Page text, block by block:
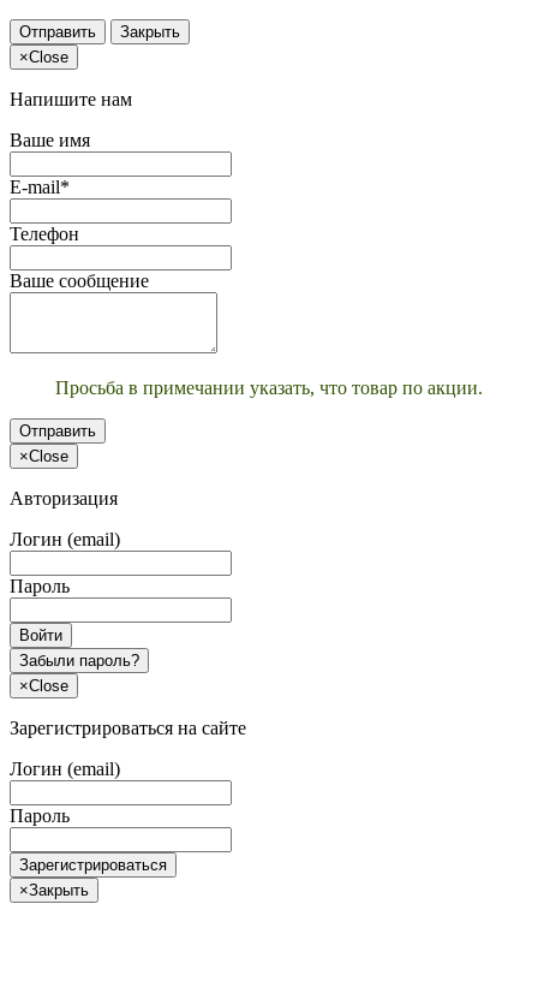
Отправить
Закрыть
×Close
Напишите нам
Ваше имя
E-mail*
Телефон
Ваше сообщение
Просьба в примечании указать, что товар по акции.
Отправить
×Close
Авторизация
Логин (email)
Пароль
Войти
Забыли пароль?
×Close
Зарегистрироваться на сайте
Логин (email)
Пароль
Зарегистрироваться
×Закрыть